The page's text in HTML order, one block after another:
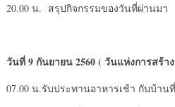
20.00 น. สรุปกิจกรรมของวันที่ผ่านมา
วันที่ 9 กันยายน 2560 ( วันแห่งการสร้า
07.00 น.รับประทานอาหารเช้า กับบ้าน